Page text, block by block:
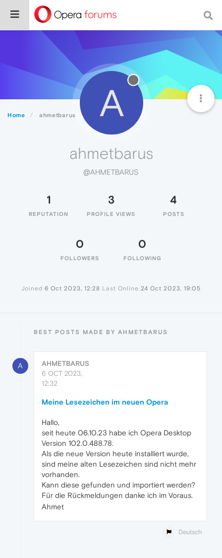
Home ahmetbarus A
ahmetbarus
@AHMETBARUS
1
REPUTATION
3
PROFILE VIEWS
4
POSTS
0
FOLLOWERS
0
FOLLOWING
Joined 6 Oct 2023, 12:28 Last Online 24 Oct 2023, 19:05
BEST POSTS MADE BY AHMETBARUS
A
AHMETBARUS
6 OCT 2023,
12:32
Meine Lesezeichen im neuen Opera
Hallo,
seit heute 06.10.23 habe ich Opera Desktop
Version 102.0.488.78.
Als die neue Version heute installiert wurde,
sind meine alten Lesezeichen sind nicht mehr
vorhanden.
Kann diese gefunden und importiert werden?
Für die Rückmeldungen danke ich im Voraus.
Ahmet
Deutsch